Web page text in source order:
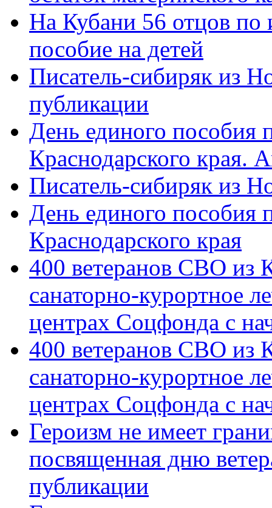
На Кубани 56 отцов по
пособие на детей
Писатель-сибиряк из
публикации
День единого пособия
Краснодарского края.
Писатель-сибиряк из
День единого пособия
Краснодарского края
400 ветеранов СВО из
санаторно-курортное
центрах Соцфонда с
400 ветеранов СВО из
санаторно-курортное
центрах Соцфонда с
Героизм не имеет
посвященная дню
публикации